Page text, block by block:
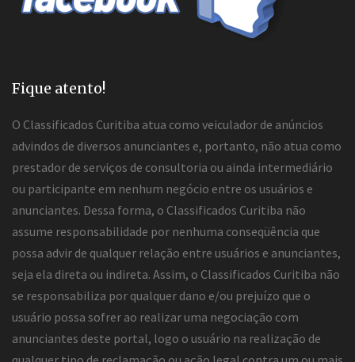
Fique atento!
O Classificados Curitiba atua como veiculador de anúncios
advindos de diversos anunciantes e, portanto, não atua como
prestador de serviços de consultoria ou ainda intermediário
ou participante em nenhum negócio entre os usuários e
anunciantes. Dessa forma, o Classificados Curitiba não
assume responsabilidade por nenhuma conseqüência que
possa advir de qualquer relação entre usuários e anunciantes,
seja ela direta ou indireta. Assim, o Classificados Curitiba não
se responsabiliza por qualquer dano e/ou prejuízo que o
usuário possa sofrer ao realizar uma negociação com
anunciantes deste portal, logo o usuário na realização de